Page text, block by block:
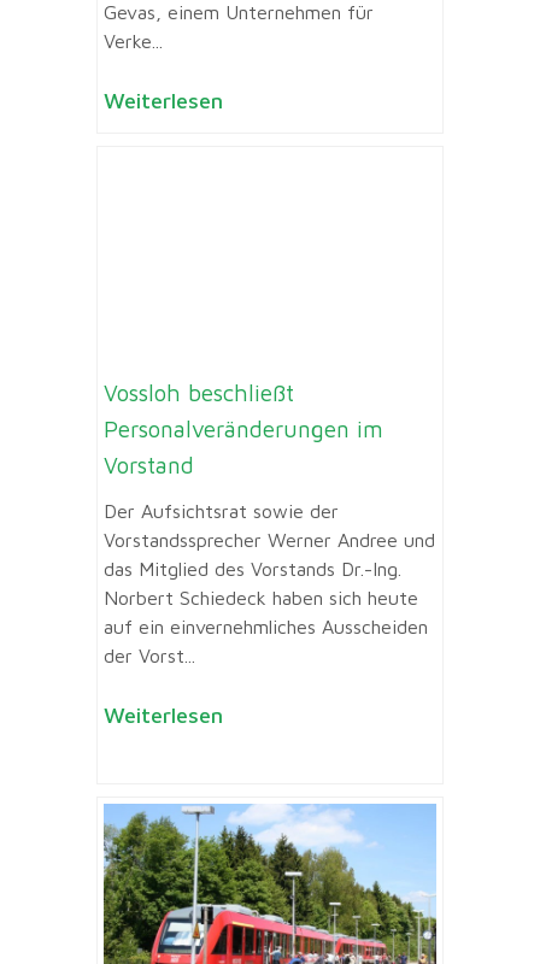
Gevas, einem Unternehmen für
Verke...
Weiterlesen
Vossloh beschließt
Personalveränderungen im
Vorstand
Der Aufsichtsrat sowie der
Vorstandssprecher Werner Andree und
das Mitglied des Vorstands Dr.-Ing.
Norbert Schiedeck haben sich heute
auf ein einvernehmliches Ausscheiden
der Vorst...
Weiterlesen